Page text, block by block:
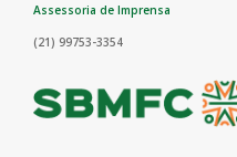
Assessoria de Imprensa
(21) 99753-3354